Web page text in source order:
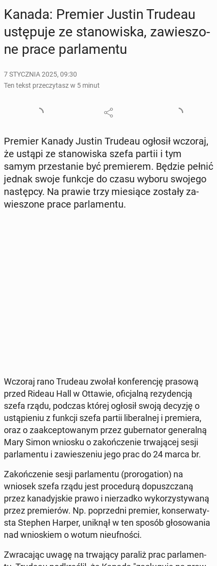
Kanada: Premier Justin Trudeau
ustę­pu­je ze sta­no­wi­ska, za­wie­szo­
ne prace par­la­men­tu
7 STYCZNIA 2025, 09:30
Ten tekst przeczytasz w 5 minut
Premier Kanady Justin Trudeau ogłosił wczoraj,
że ustąpi ze sta­no­wi­ska szefa partii i tym
samym prze­sta­nie być pre­mie­rem. Będzie pełnić
jednak swoje funkcje do czasu wyboru swojego
na­stęp­cy. Na prawie trzy mie­sią­ce zostały za­
wie­szo­ne prace par­la­men­tu.
Wczoraj rano Trudeau zwołał kon­fe­ren­cję prasową
przed Rideau Hall w Ottawie, ofi­cjal­ną re­zy­den­cją
szefa rządu, podczas której ogłosił swoją decyzję o
ustą­pie­niu z funkcji szefa partii li­be­ral­nej i pre­mie­ra,
oraz o za­ak­cep­to­wa­nym przez gu­ber­na­tor ge­ne­ral­ną
Mary Simon wniosku o za­koń­cze­nie trwa­ją­cej sesji
par­la­men­tu i za­wie­sze­niu jego prac do 24 marca br.
Za­koń­cze­nie sesji par­la­men­tu (pro­ro­ga­tion) na
wniosek szefa rządu jest pro­ce­du­rą do­pusz­cza­ną
przez ka­na­dyj­skie prawo i nie­rzad­ko wy­ko­rzy­sty­wa­ną
przez pre­mie­rów. Np. po­przed­ni premier, kon­ser­wa­ty­
sta Stephen Harper, uniknął w ten sposób gło­so­wa­nia
nad wnio­skiem o wotum nie­uf­no­ści.
Zwra­ca­jąc uwagę na trwa­ją­cy paraliż prac par­la­men­